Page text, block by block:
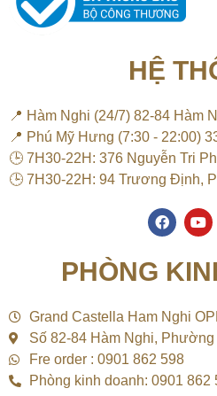
HỆ
📍 Hàm Nghi (24/7) 82-84 Hàm
📍 Phú Mỹ Hưng (7:30 - 22:00)
🕒 7H30-22H: 376 Nguyễn Tri
🕒 7H30-22H: 94 Trương Định,
F
a
o
k
Y
o
u
b
PHÒNG
Grand Castella Ham Nghi
Số 82-84 Hàm Nghi, Phường
Fre order : 0901 862 598
Phòng kinh doanh: 0901 862